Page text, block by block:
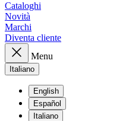
Cataloghi
Novità
Marchi
Diventa cliente
Menu
Italiano
English
Español
Italiano